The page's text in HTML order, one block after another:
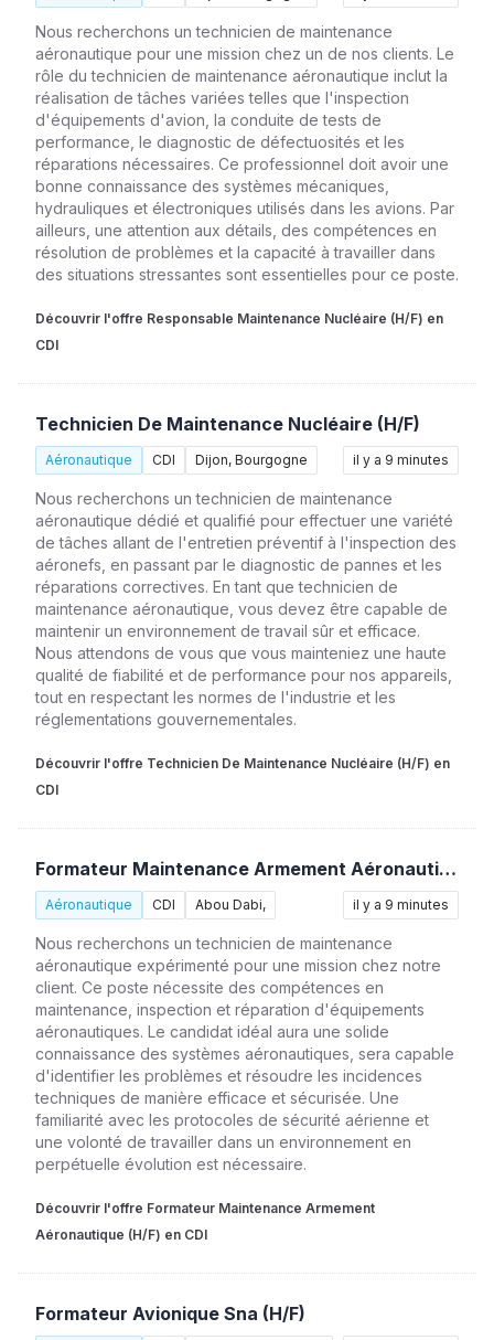
Nous recherchons un technicien de maintenance
aéronautique pour une mission chez un de nos clients. Le
rôle du technicien de maintenance aéronautique inclut la
réalisation de tâches variées telles que l'inspection
d'équipements d'avion, la conduite de tests de
performance, le diagnostic de défectuosités et les
réparations nécessaires. Ce professionnel doit avoir une
bonne connaissance des systèmes mécaniques,
hydrauliques et électroniques utilisés dans les avions. Par
ailleurs, une attention aux détails, des compétences en
résolution de problèmes et la capacité à travailler dans
des situations stressantes sont essentielles pour ce poste.
Découvrir l'offre Responsable Maintenance Nucléaire (H/F) en
CDI
Technicien De Maintenance Nucléaire (H/F)
Aéronautique CDI Dijon, Bourgogne il y a 9 minutes
Nous recherchons un technicien de maintenance
aéronautique dédié et qualifié pour effectuer une variété
de tâches allant de l'entretien préventif à l'inspection des
aéronefs, en passant par le diagnostic de pannes et les
réparations correctives. En tant que technicien de
maintenance aéronautique, vous devez être capable de
maintenir un environnement de travail sûr et efficace.
Nous attendons de vous que vous mainteniez une haute
qualité de fiabilité et de performance pour nos appareils,
tout en respectant les normes de l'industrie et les
réglementations gouvernementales.
Découvrir l'offre Technicien De Maintenance Nucléaire (H/F) en
CDI
Formateur Maintenance Armement Aéronautique (H/F)
Aéronautique CDI Abou Dabi, il y a 9 minutes
Nous recherchons un technicien de maintenance
aéronautique expérimenté pour une mission chez notre
client. Ce poste nécessite des compétences en
maintenance, inspection et réparation d'équipements
aéronautiques. Le candidat idéal aura une solide
connaissance des systèmes aéronautiques, sera capable
d'identifier les problèmes et résoudre les incidences
techniques de manière efficace et sécurisée. Une
familiarité avec les protocoles de sécurité aérienne et
une volonté de travailler dans un environnement en
perpétuelle évolution est nécessaire.
Découvrir l'offre Formateur Maintenance Armement
Aéronautique (H/F) en CDI
Formateur Avionique Sna (H/F)